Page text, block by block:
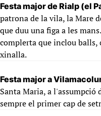
Festa major de Rialp (el
patrona de la vila, la Mare
que duu una figa a les
complerta que inclou
xinalla.
Festa major a
Santa Maria, a l'assumpció
sempre el primer cap de